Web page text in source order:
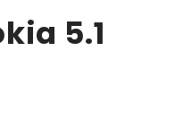
5.1